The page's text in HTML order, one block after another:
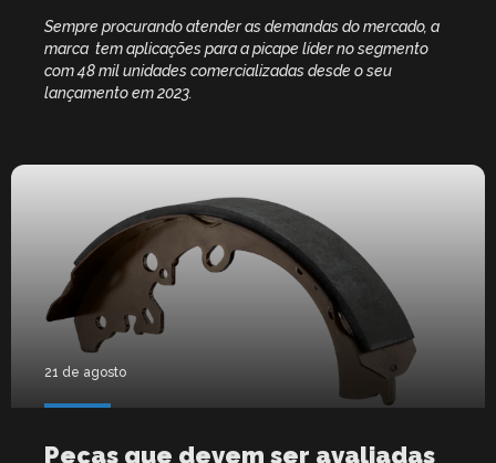
Sempre procurando atender as demandas do mercado, a
marca tem aplicações para a picape líder no segmento
com 48 mil unidades comercializadas desde o seu
lançamento em 2023.
21 de agosto
Peças que devem ser avaliadas